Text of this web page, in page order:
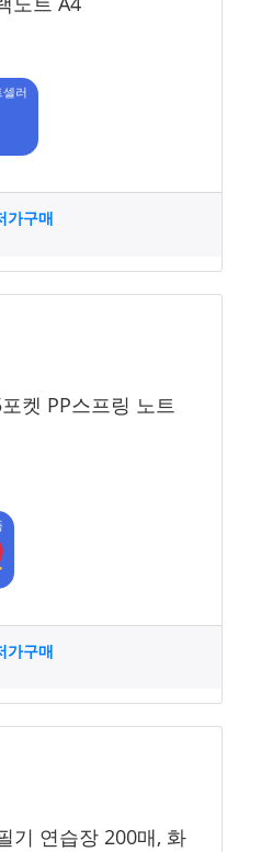
셀러
가구매
켓 PP스프링 노트
가구매
기 연습장 200매, 화